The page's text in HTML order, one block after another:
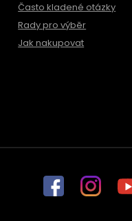
Často kladené otázky
Rady pro výběr
Jak nakupovat